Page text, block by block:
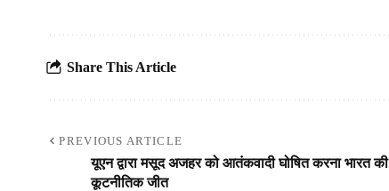
Share This Article
PREVIOUS ARTICLE
यूएन द्वारा मसूद अजहर को आतंकवादी घोषित करना भारत की
कूटनीतिक जीत